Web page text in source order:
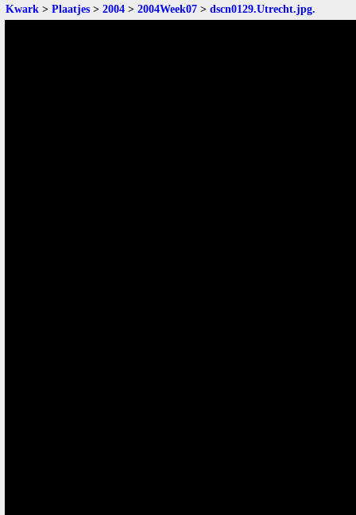
Kwark > Plaatjes > 2004 > 2004Week07 > dscn0129.Utrecht.jpg.